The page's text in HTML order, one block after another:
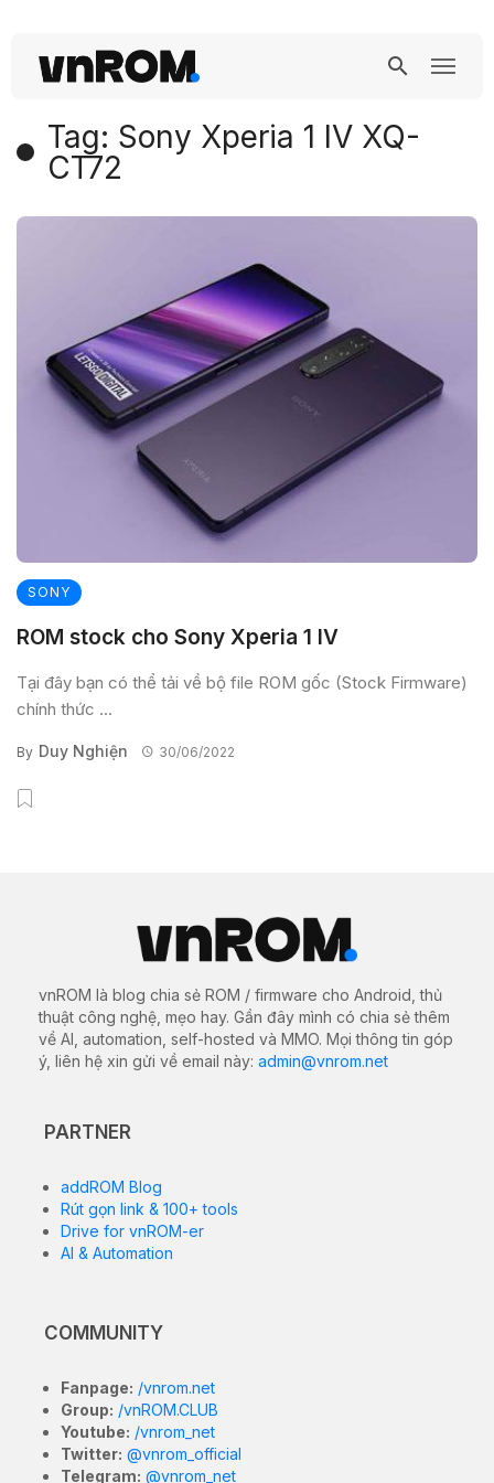
Tag: Sony Xperia 1 IV XQ-
CT72
SONY
ROM stock cho Sony Xperia 1 IV
Tại đây bạn có thể tải về bộ file ROM gốc (Stock Firmware)
chính thức ...
By Duy Nghiện 30/06/2022
vnROM là blog chia sẻ ROM / firmware cho Android, thủ
thuật công nghệ, mẹo hay. Gần đây mình có chia sẻ thêm
về AI, automation, self-hosted và MMO. Mọi thông tin góp
ý, liên hệ xin gửi về email này: admin@vnrom.net
PARTNER
addROM Blog
Rút gọn link & 100+ tools
Drive for vnROM-er
AI & Automation
COMMUNITY
Fanpage: /vnrom.net
Group: /vnROM.CLUB
Youtube: /vnrom_net
Twitter: @vnrom_official
Telegram: @vnrom_net